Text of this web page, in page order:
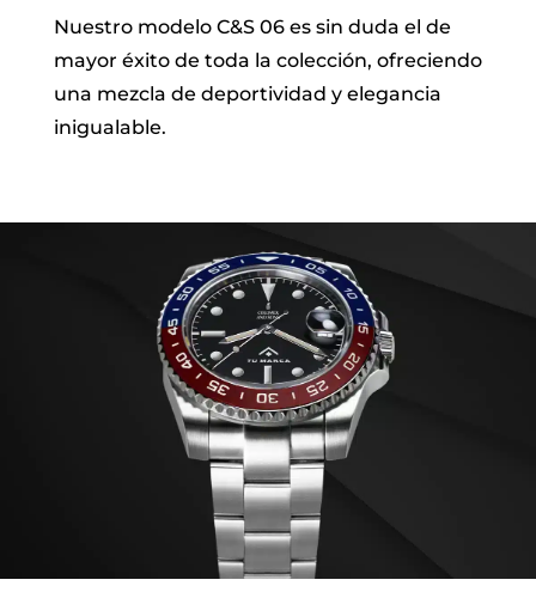
Nuestro modelo C&S 06 es sin duda el de
mayor éxito de toda la colección, ofreciendo
una mezcla de deportividad y elegancia
inigualable.